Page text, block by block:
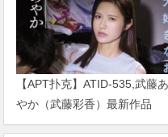
【APT扑克】ATID-535,武藤あ
やか（武藤彩香）最新作品
2023/01/19发布！